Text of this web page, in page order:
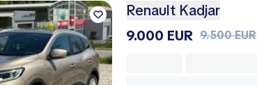
Renault Kadjar
9.000 EUR 9.500 EUR